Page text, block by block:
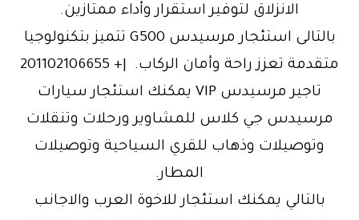
الانزلاق لتوفير استقرار وأداء ممتازين.
بالتالى استئجار مرسيدس G500 تتميز بتكنولوجيا
متقدمة تعزز راحة وأمان الركاب. |+ 201102106655
تاجير مرسيدس VIP يمكنك استئجار سيارات
مرسيدس جي كلاس للمشاوير ورحلات وتنقلات
وتوصيلات وذهاب للقري السياحية وتوصيلات
المطار.
بالتالي يمكنك استئجار للاخوة العرب والاجانب